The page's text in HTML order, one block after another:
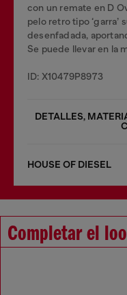
con un remate en D
pelo retro tipo ‘garra’
desenfadada,
Se puede llevar en la
ID: X10479P8973
DETALLES,
HOUSE OF DIESEL
Completar el